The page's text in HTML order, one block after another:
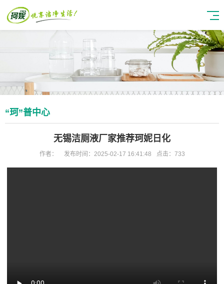
“珂”普中心
无锡洁厕液厂家推荐珂妮日化
作者： 发布时间：2025-02-17 16:41:48 点击：733